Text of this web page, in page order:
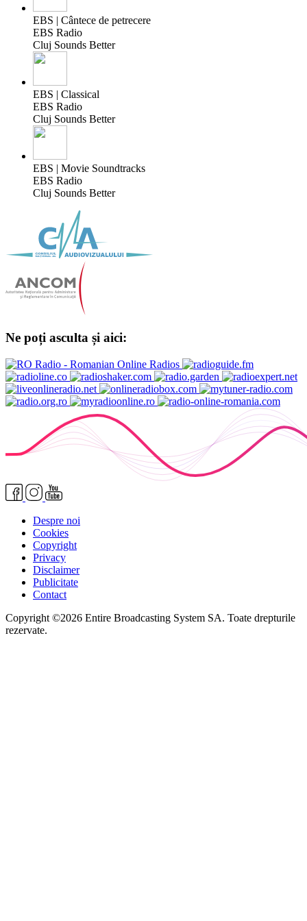
EBS | Cântece de petrecere
EBS Radio
Cluj Sounds Better
EBS | Classical
EBS Radio
Cluj Sounds Better
EBS | Movie Soundtracks
EBS Radio
Cluj Sounds Better
Ne poți asculta și aici:
Despre noi
Cookies
Copyright
Privacy
Disclaimer
Publicitate
Contact
Copyright ©2026 Entire Broadcasting System SA. Toate drepturile
rezervate.